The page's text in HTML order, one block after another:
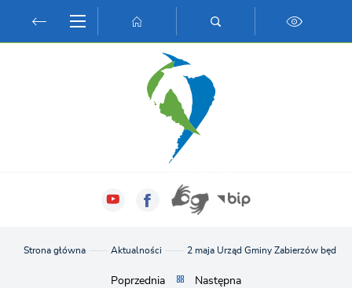
Przejdź do wyszukiwarki.
Przejdź do ustawień wielkości czcionki.
Włącz wersję kontrastową strony.
Strona główna Aktualności 2 maja Urząd Gminy Zabierzów
Poprzednia Następna